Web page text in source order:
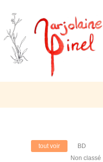
tout voir BD
Non classé